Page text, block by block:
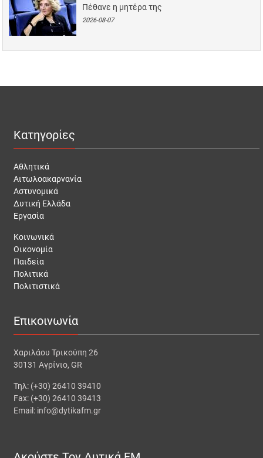
Πέθανε η μητέρα της
2026-08-07
Κατηγορίες
Αθλητικά
Αιτωλοακαρνανία
Αστυνομικά
Δυτική Ελλάδα
Εργασία
Κοινωνικά
Οικονομία
Παιδεία
Πολιτικά
Πολιτιστικά
Επικοινωνία
Χαριλάου Τρικούπη 26
30131 Αγρίνιο, GR
Τηλ: (+30) 26410 39410
Fax: (+30) 26410 39413
Email: info@dytikafm.gr